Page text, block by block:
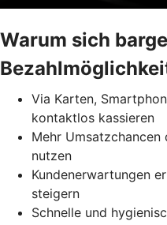
Warum sich
Via Karten,
kontaktlos kassieren
Mehr
nutzen
Kundenerwartungen
steigern
Schnelle und